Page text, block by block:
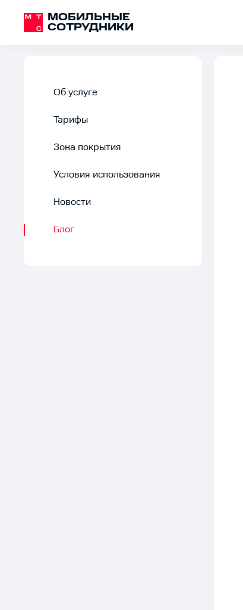
МОБИЛЬНЫЕ
СОТРУДНИКИ
Об услуге
Тарифы
Зона покрытия
Условия использования
Новости
Блог